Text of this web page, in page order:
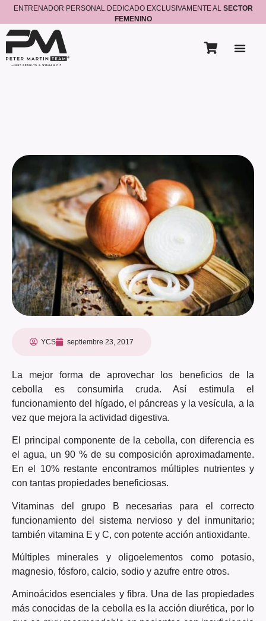
ENTRENADOR PERSONAL DEDICADO EXCLUSIVAMENTE AL SECTOR
FEMENINO
YCS septiembre 23, 2017
La mejor forma de aprovechar los beneficios de la
cebolla es consumirla cruda. Así estimula el
funcionamiento del hígado, el páncreas y la vesícula, a la
vez que mejora la actividad digestiva.
El principal componente de la cebolla, con diferencia es
el agua, un 90 % de su composición aproximadamente.
En el 10% restante encontramos múltiples nutrientes y
con tantas propiedades beneficiosas.
Vitaminas del grupo B necesarias para el correcto
funcionamiento del sistema nervioso y del inmunitario;
también vitamina E y C, con potente acción antioxidante.
Múltiples minerales y oligoelementos como potasio,
magnesio, fósforo, calcio, sodio y azufre entre otros.
Aminoácidos esenciales y fibra. Una de las propiedades
más conocidas de la cebolla es la acción diurética, por lo